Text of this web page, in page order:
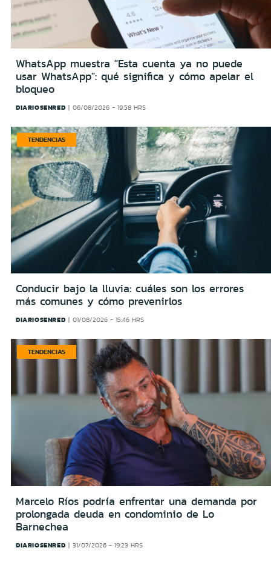
WhatsApp muestra "Esta cuenta ya no puede
usar WhatsApp": qué significa y cómo apelar el
bloqueo
DIARIOSENRED 06/08/2026 - 19:58 HRS
TENDENCIAS
Conducir bajo la lluvia: cuáles son los errores
más comunes y cómo prevenirlos
DIARIOSENRED 01/08/2026 - 15:46 HRS
TENDENCIAS
Marcelo Ríos podría enfrentar una demanda por
prolongada deuda en condominio de Lo
Barnechea
DIARIOSENRED 31/07/2026 - 19:23 HRS